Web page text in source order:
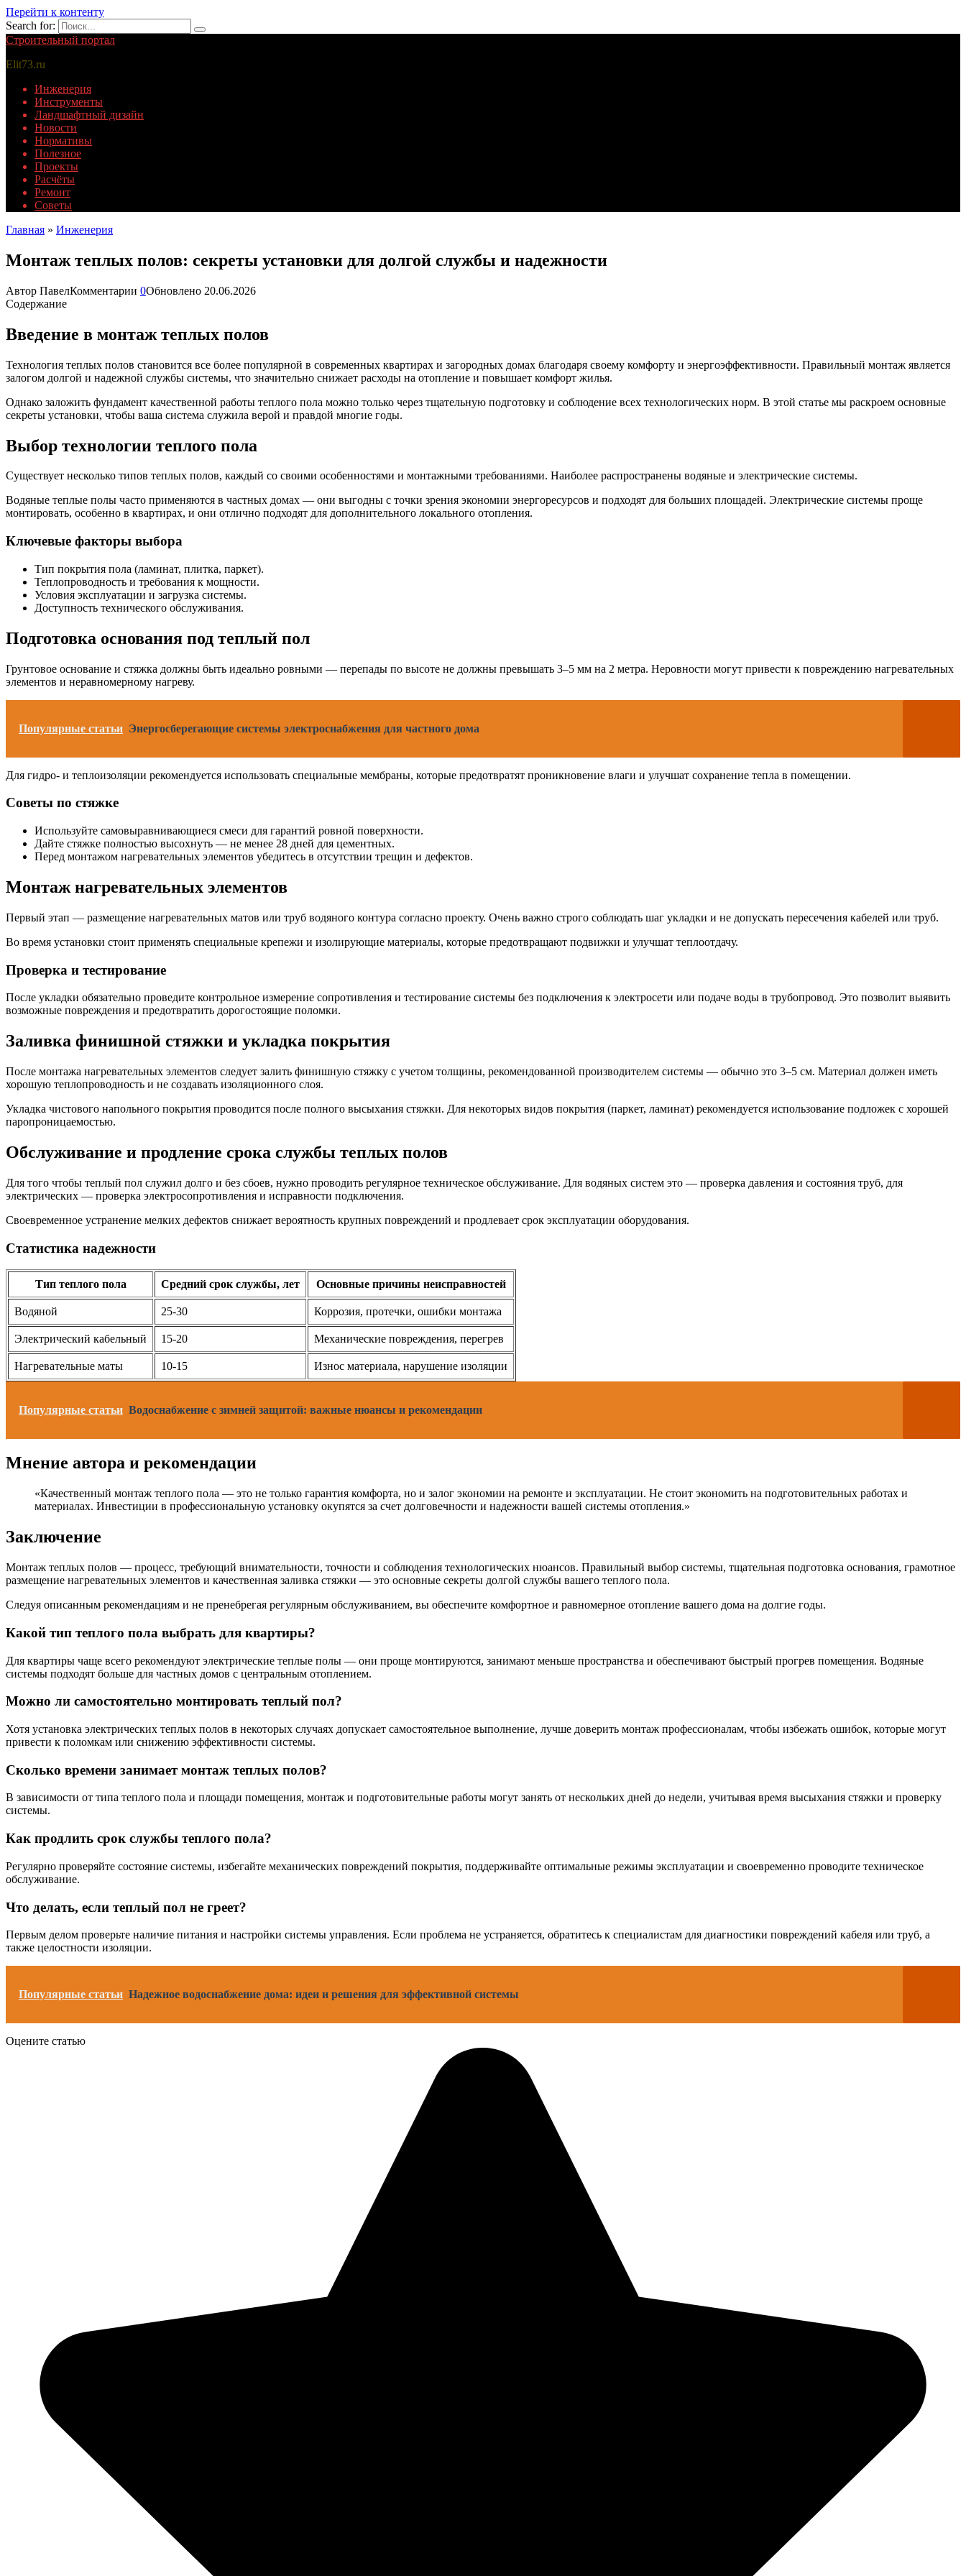
Перейти к контенту
Search for:
Строительный портал
Elit73.ru
Инженерия
Инструменты
Ландшафтный дизайн
Новости
Нормативы
Полезное
Проекты
Расчёты
Ремонт
Советы
Главная » Инженерия
Монтаж теплых полов: секреты установки для долгой службы и надежности
Автор ПавелКомментарии 0Обновлено 20.06.2026
Содержание
Введение в монтаж теплых полов
Технология теплых полов становится все более популярной в современных квартирах и загородных домах благодаря своему комфорту и энергоэффективности. Правильный монтаж является
залогом долгой и надежной службы системы, что значительно снижает расходы на отопление и повышает комфорт жилья.
Однако заложить фундамент качественной работы теплого пола можно только через тщательную подготовку и соблюдение всех технологических норм. В этой статье мы раскроем основные
секреты установки, чтобы ваша система служила верой и правдой многие годы.
Выбор технологии теплого пола
Существует несколько типов теплых полов, каждый со своими особенностями и монтажными требованиями. Наиболее распространены водяные и электрические системы.
Водяные теплые полы часто применяются в частных домах — они выгодны с точки зрения экономии энергоресурсов и подходят для больших площадей. Электрические системы проще
монтировать, особенно в квартирах, и они отлично подходят для дополнительного локального отопления.
Ключевые факторы выбора
Тип покрытия пола (ламинат, плитка, паркет).
Теплопроводность и требования к мощности.
Условия эксплуатации и загрузка системы.
Доступность технического обслуживания.
Подготовка основания под теплый пол
Грунтовое основание и стяжка должны быть идеально ровными — перепады по высоте не должны превышать 3–5 мм на 2 метра. Неровности могут привести к повреждению нагревательных
элементов и неравномерному нагреву.
Популярные статьи Энергосберегающие системы электроснабжения для частного дома
Для гидро- и теплоизоляции рекомендуется использовать специальные мембраны, которые предотвратят проникновение влаги и улучшат сохранение тепла в помещении.
Советы по стяжке
Используйте самовыравнивающиеся смеси для гарантий ровной поверхности.
Дайте стяжке полностью высохнуть — не менее 28 дней для цементных.
Перед монтажом нагревательных элементов убедитесь в отсутствии трещин и дефектов.
Монтаж нагревательных элементов
Первый этап — размещение нагревательных матов или труб водяного контура согласно проекту. Очень важно строго соблюдать шаг укладки и не допускать пересечения кабелей или труб.
Во время установки стоит применять специальные крепежи и изолирующие материалы, которые предотвращают подвижки и улучшат теплоотдачу.
Проверка и тестирование
После укладки обязательно проведите контрольное измерение сопротивления и тестирование системы без подключения к электросети или подаче воды в трубопровод. Это позволит выявить
возможные повреждения и предотвратить дорогостоящие поломки.
Заливка финишной стяжки и укладка покрытия
После монтажа нагревательных элементов следует залить финишную стяжку с учетом толщины, рекомендованной производителем системы — обычно это 3–5 см. Материал должен иметь
хорошую теплопроводность и не создавать изоляционного слоя.
Укладка чистового напольного покрытия проводится после полного высыхания стяжки. Для некоторых видов покрытия (паркет, ламинат) рекомендуется использование подложек с хорошей
паропроницаемостью.
Обслуживание и продление срока службы теплых полов
Для того чтобы теплый пол служил долго и без сбоев, нужно проводить регулярное техническое обслуживание. Для водяных систем это — проверка давления и состояния труб, для
электрических — проверка электросопротивления и исправности подключения.
Своевременное устранение мелких дефектов снижает вероятность крупных повреждений и продлевает срок эксплуатации оборудования.
Статистика надежности
Тип теплого пола Средний срок службы, лет Основные причины неисправностей
Водяной 25-30 Коррозия, протечки, ошибки монтажа
Электрический кабельный 15-20 Механические повреждения, перегрев
Нагревательные маты 10-15 Износ материала, нарушение изоляции
Популярные статьи Водоснабжение с зимней защитой: важные нюансы и рекомендации
Мнение автора и рекомендации
«Качественный монтаж теплого пола — это не только гарантия комфорта, но и залог экономии на ремонте и эксплуатации. Не стоит экономить на подготовительных работах и
материалах. Инвестиции в профессиональную установку окупятся за счет долговечности и надежности вашей системы отопления.»
Заключение
Монтаж теплых полов — процесс, требующий внимательности, точности и соблюдения технологических нюансов. Правильный выбор системы, тщательная подготовка основания, грамотное
размещение нагревательных элементов и качественная заливка стяжки — это основные секреты долгой службы вашего теплого пола.
Следуя описанным рекомендациям и не пренебрегая регулярным обслуживанием, вы обеспечите комфортное и равномерное отопление вашего дома на долгие годы.
Какой тип теплого пола выбрать для квартиры?
Для квартиры чаще всего рекомендуют электрические теплые полы — они проще монтируются, занимают меньше пространства и обеспечивают быстрый прогрев помещения. Водяные
системы подходят больше для частных домов с центральным отоплением.
Можно ли самостоятельно монтировать теплый пол?
Хотя установка электрических теплых полов в некоторых случаях допускает самостоятельное выполнение, лучше доверить монтаж профессионалам, чтобы избежать ошибок, которые могут
привести к поломкам или снижению эффективности системы.
Сколько времени занимает монтаж теплых полов?
В зависимости от типа теплого пола и площади помещения, монтаж и подготовительные работы могут занять от нескольких дней до недели, учитывая время высыхания стяжки и проверку
системы.
Как продлить срок службы теплого пола?
Регулярно проверяйте состояние системы, избегайте механических повреждений покрытия, поддерживайте оптимальные режимы эксплуатации и своевременно проводите техническое
обслуживание.
Что делать, если теплый пол не греет?
Первым делом проверьте наличие питания и настройки системы управления. Если проблема не устраняется, обратитесь к специалистам для диагностики повреждений кабеля или труб, а
также целостности изоляции.
Популярные статьи Надежное водоснабжение дома: идеи и решения для эффективной системы
Оцените статью